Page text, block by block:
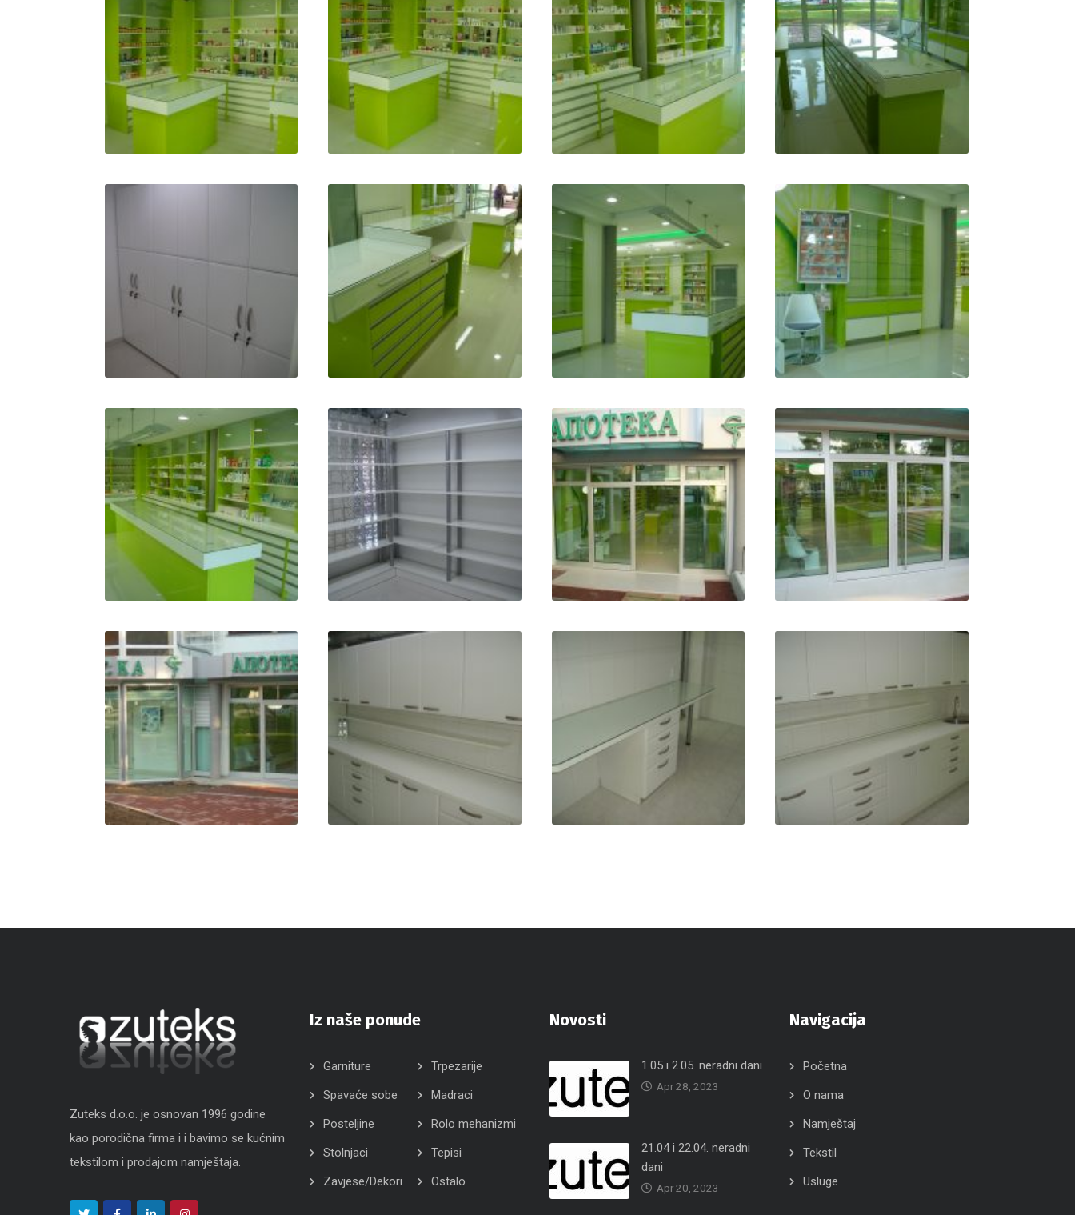
Zuteks d.o.o. je osnovan 1996 godine
kao porodična firma i i bavimo se kućnim
tekstilom i prodajom namještaja.
Iz naše ponude
Garniture
Trpezarije
Spavaće sobe
Madraci
Posteljine
Rolo mehanizmi
Stolnjaci
Tepisi
Zavjese/Dekori
Ostalo
Novosti
1.05 i 2.05. neradni dani
Apr 28, 2023
21.04 i 22.04. neradni
dani
Apr 20, 2023
Navigacija
Početna
O nama
Namještaj
Tekstil
Usluge